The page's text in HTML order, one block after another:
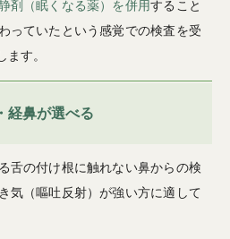
剤（眠くなる薬）を併用すること
っていたという感覚での検査を受
す。
経鼻が選べる
舌の付け根に触れない鼻からの検
気（嘔吐反射）が強い方に適して